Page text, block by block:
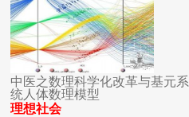
中医之数理科学化改革与基元系
统人体数理模型
理想社会